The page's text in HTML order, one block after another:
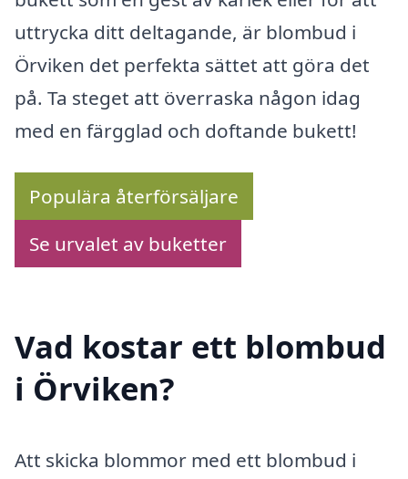
uttrycka ditt deltagande, är blombud i
Örviken det perfekta sättet att göra det
på. Ta steget att överraska någon idag
med en färgglad och doftande bukett!
Populära återförsäljare
Se urvalet av buketter
Vad kostar ett blombud
i Örviken?
Att skicka blommor med ett blombud i